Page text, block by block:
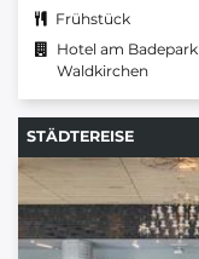
Frühstück
Hotel am Badepark
Waldkirchen
STÄDTEREISE